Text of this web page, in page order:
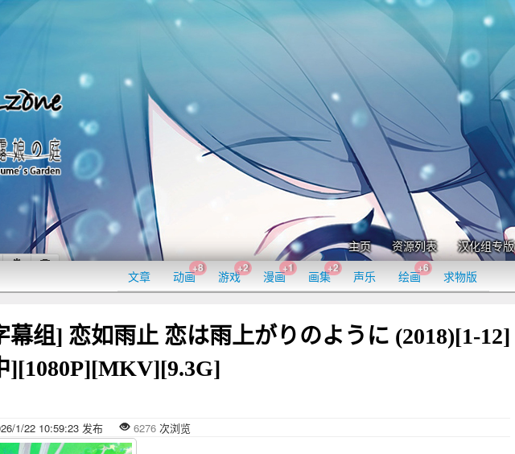
主页 资源列表 汉化组专版
文章 动画
+8
游戏
+2
漫画
+1
画集
+2
声乐 绘画
+6
求物版
幕组] 恋如雨止 恋は雨上がりのように (2018)[1-12]
][1080P][MKV][9.3G]
1/22 10:59:23 发布 6276 次浏览